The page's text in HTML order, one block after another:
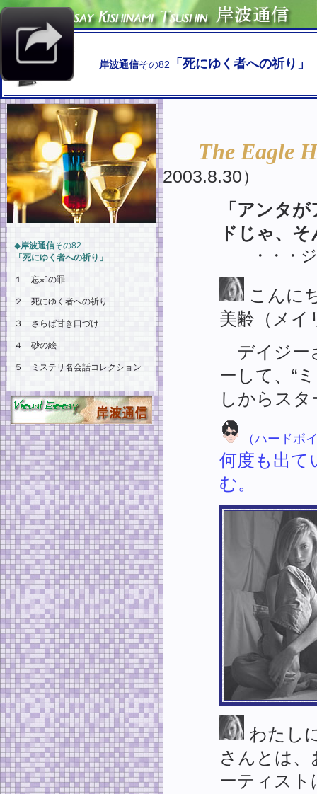
岸波通信その82 「死にゆく者への祈り」
◆岸波通信その82
「死にゆく者への祈り」
１ 忘却の罪
２ 死にゆく者への祈り
３ さらば甘き口づけ
４ 砂の絵
５ ミステリ名会話コレクション
The Eagle
2003.8.30）
「アンタ
ドじゃ、
・・・ジ
こんに
美齢（メイ
デイジー
ーして、“
しからス
（ハードボ
何度も出て
む。
わたし
さんとは
ーティスト